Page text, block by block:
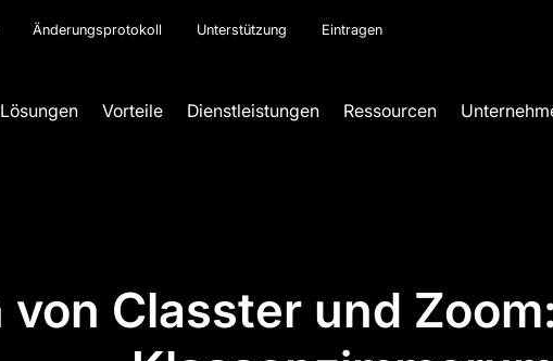
Änderungsprotokoll Unterstützung Eintragen
Lösungen Vorteile Dienstleistungen Ressourcen
Classter und